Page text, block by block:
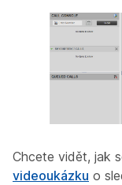
Chcete vidět, jak
videoukázku o